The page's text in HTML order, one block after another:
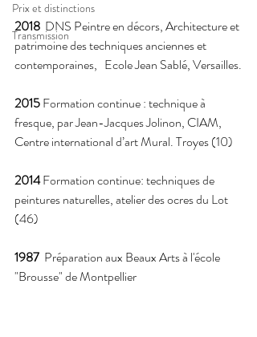
Prix et distinctions
Transmission
2018 DNS Peintre en décors, Architecture et
patrimoine des techniques anciennes et
contemporaines,   Ecole Jean Sablé, Versailles.
2015 Formation continue : technique à
fresque, par Jean-Jacques Jolinon, CIAM,
Centre international d’art Mural. Troyes (10)
2014 Formation continue: techniques de
peintures naturelles, atelier des ocres du Lot
(46)
1987 Préparation aux Beaux Arts à l'école
"Brousse" de Montpellier